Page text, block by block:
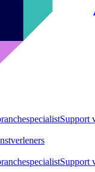
Support
Support